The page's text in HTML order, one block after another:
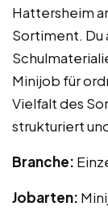
Hattersheim
Sortiment. Du
Minijob für
Vielfalt des
strukturiert
Branche:
Jobarten: